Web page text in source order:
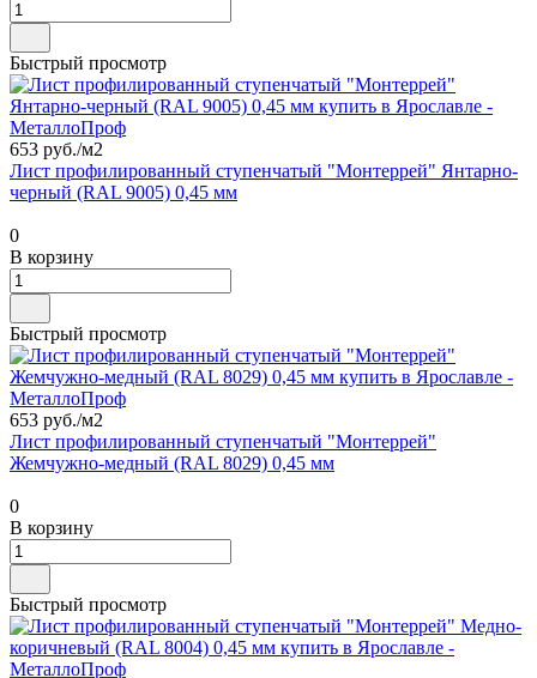
Быстрый просмотр
653 руб./м2
Лист профилированный ступенчатый "Монтеррей" Янтарно-
черный (RAL 9005) 0,45 мм
0
В корзину
Быстрый просмотр
653 руб./м2
Лист профилированный ступенчатый "Монтеррей"
Жемчужно-медный (RAL 8029) 0,45 мм
0
В корзину
Быстрый просмотр